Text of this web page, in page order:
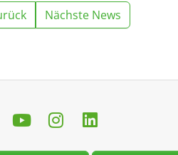
Nächste News